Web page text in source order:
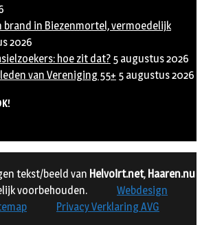
brand in Biezenmortel, vermoedelijk
2026
hoe zit dat? 5 augustus 2026
van Vereniging 55+ 5 augustus 2026
tekst/beeld van Helvoirt.net, Haaren.nu
voorbehouden.
Webdesign
Privacy Verklaring AVG